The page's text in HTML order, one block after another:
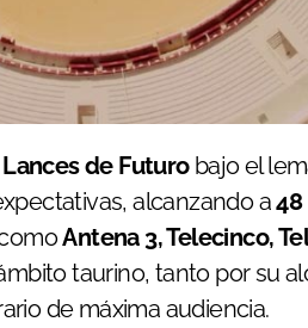
Lances de Futurobajo el
alcanzando a
Antena 3, Telecinco,
taurino, tanto por su
de máxima audiencia.